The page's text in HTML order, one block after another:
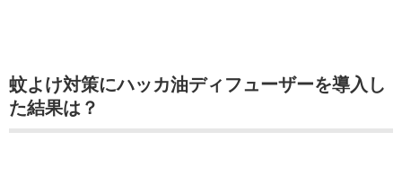
蚊よけ対策にハッカ油ディフューザーを導入し
た結果は？